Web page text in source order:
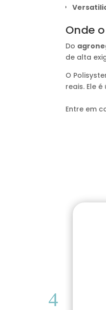
Onde
Do
de alta
O
reais. Ele é
Entre em